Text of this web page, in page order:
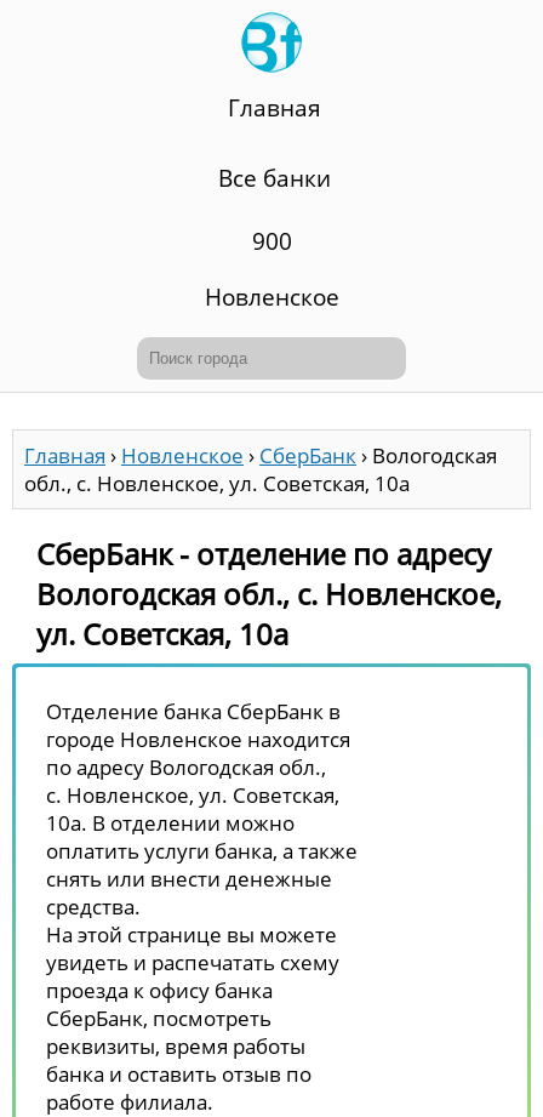
Главная
Все банки
900
Новленское
Главная › Новленское › СберБанк› Вологодская
обл., с. Новленское, ул. Советская, 10а
СберБанк - отделение по адресу
Вологодская обл., с. Новленское,
ул. Советская, 10а
Отделение банка СберБанк в
городе Новленское находится
по адресу Вологодская обл.,
с. Новленское, ул. Советская,
10а. В отделении можно
оплатить услуги банка, а также
снять или внести денежные
средства.
На этой странице вы можете
увидеть и распечатать схему
проезда к офису банка
СберБанк, посмотреть
реквизиты, время работы
банка и оставить отзыв по
работе филиала.